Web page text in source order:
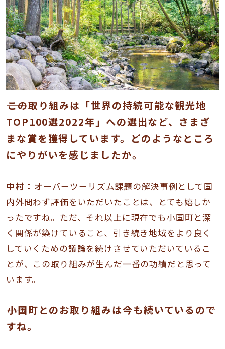
――この取り組みは「世界の持続可能な観光地
TOP100選2022年」への選出など、さまざ
まな賞を獲得しています。どのようなところ
にやりがいを感じましたか。
中村： オーバーツーリズム課題の解決事例として国
内外問わず評価をいただいたことは、とても嬉しか
ったですね。ただ、それ以上に現在でも小国町と深
く関係が築けていること、引き続き地域をより良く
していくための議論を続けさせていただいているこ
とが、この取り組みが生んだ一番の功績だと思って
います。
――小国町とのお取り組みは今も続いているので
すね。